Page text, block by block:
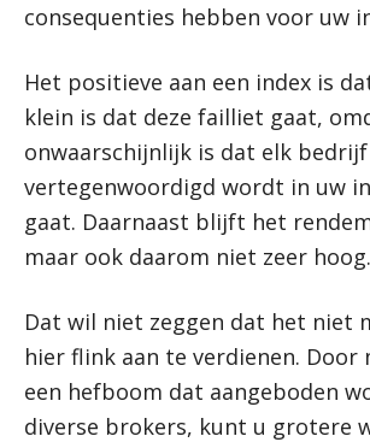
consequenties hebben voor uw
Het positieve aan een index is
klein is dat deze failliet gaat,
onwaarschijnlijk is dat elk
vertegenwoordigd wordt in uw
gaat. Daarnaast blijft het
maar ook daarom niet zeer hoog.
Dat wil niet zeggen dat het niet
hier flink aan te verdienen. Door
een hefboom dat aangeboden
diverse brokers, kunt u grotere